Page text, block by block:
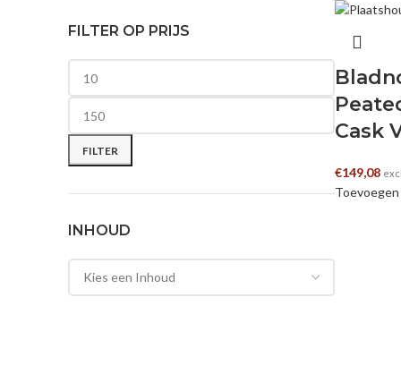
FILTER OP PRIJS
Min. prijs
Max. prijs
FILTER
INHOUD
Cask
€149,08